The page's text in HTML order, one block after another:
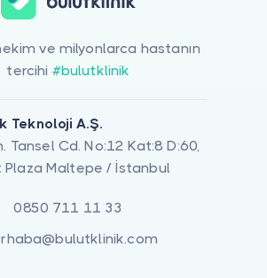
ve milyonlarca hastanın
tercihi #bulutklinik
Teknoloji A.Ş.
Tansel Cd. No:12 Kat:8 D:60,
Plaza Maltepe / İstanbul
0850 711 11 33